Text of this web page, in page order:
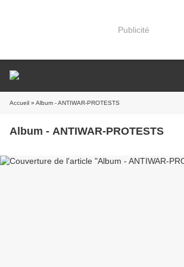
Publicité
Accueil » Album - ANTIWAR-PROTESTS
Album - ANTIWAR-PROTESTS